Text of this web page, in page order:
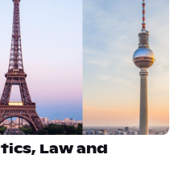
Law and